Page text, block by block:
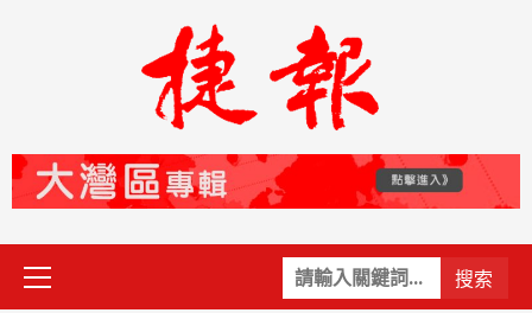
關
鍵
Primary
Menu